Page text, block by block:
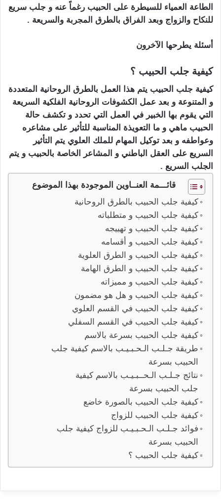
الطاعة العمياء للسيطرة على الحبيب رغماً عنه و جلب سريع
للنكاح والزواج وبعد الفراق بالطرق المجربة والسريعة .
أسئلة يطرحها الآخرون
كيفية جلب الحبيب ؟
كيفية جلب الحبيب يتم هذا العمل بالطرق الروحانية المتعددة
و المتنوعة و بعد عمل الكشوفات الروحانية الفلكية السريعة
التي يقوم بها الخبير في العمل التي تحدد و تكشف حالة
الحبيب ماهي و ما التعويذة المناسبة للتأثير على مشاعره
وعواطفه و بعد توكيل المهام للملك العلوي يتم التأثير
السريع على العقل الباطني و المشاعر الخاصة بالحبيب و يتم
الجلب السريع .
قائـــمة العنــاوين الموجودة بهذا الموضوع
كيفية جلب الحبيب بالطرق الروحانية
كيفية جلب الحبيب و متطلباته
كيفية جلب الحبيب و تهييجه
كيفية جلب الحبيب و أقسامه
كيفية جلب الحبيب و الطرق العلوية
كيفية جلب الحبيب و الطرق الهامة
كيفية جلب الحبيب و مميزاته
كيفية جلب الحبيب و هل هو مضمون
كيفية جلب الحبيب في القسم العلوي
كيفية جلب الحبيب في القسم السفلي
كيفية جلب الحبيب بسرعة بالاسم
طريقة جـلـب الـحـبـيـب بالاسم كيفية جلب
الحبيب بسرعة
نتائج جـلـب الـحــبـيـب بالاسم كيفية
جلب الحبيب بسرعة
كيفية جلب الحبيب بالصورة خاضع
كيفية جلب الحبيب للزواج
فوائد جـلـب الـحـبـيـب للزواج كيفية جلب
الحبيب بسرعة
كيفية جلب الحبيب ؟